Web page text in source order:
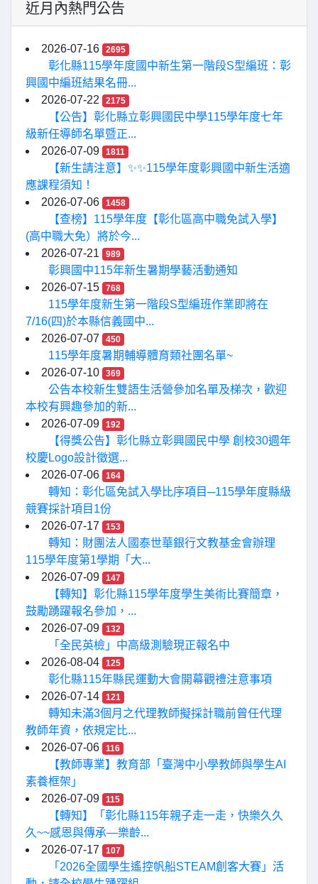
近月內熱門公告
2026-07-16 2695
彰化縣115學年度國中新生第一階段S型編班：彰
興國中編班結果名冊...
2026-07-22
2175
【公告】彰化縣立彰興國民中學115學年度七年
級新任導師名單暨正...
2026-07-09
1811
【新生請注意】✨✨115學年度彰興國中新生活適
應課程須知！
2026-07-06
1458
【查榜】115學年度【彰化區高中職免試入學】
(高中職大免）將於今...
2026-07-21
989
彰興國中115年新生暑期學藝活動通知
2026-07-15
768
115學年度新生第一階段S型編班作業即將在
7/16(四)於本縣信義國中...
2026-07-07
450
115學年度暑期輔導體育類社團名單~
2026-07-10
369
公告本校新生雙語生活營參加名單及梯次，歡迎
本校有興趣參加的新...
2026-07-09
192
【得獎公告】彰化縣立彰興國民中學 創校30週年
校慶Logo設計徵選...
2026-07-06
164
轉知：彰化區免試入學比序項目─115學年度縣級
競賽採計項目1份
2026-07-17
153
轉知：財團法人國泰世華銀行文教基金會辦理
115學年度第1學期「大...
2026-07-09
147
【轉知】彰化縣115學年度學生美術比賽簡章，
鼓勵踴躍報名參加，...
2026-07-09
132
「全民英檢」中高級測驗現正報名中
2026-08-04
125
彰化縣115年縣民運動大會開幕觀禮注意事項
2026-07-14
121
轉知未滿3個月之代理教師擬採計職前曾任代理
教師年資，依規定比...
2026-07-06
116
【教師專業】教育部「臺灣中小學教師與學生AI
素養框架」
2026-07-09
115
【轉知】「彰化縣115年親子走一走，快樂久久
久~~感恩與傳承—樂齡...
2026-07-17
107
「2026全國學生遙控帆船STEAM創客大賽」活